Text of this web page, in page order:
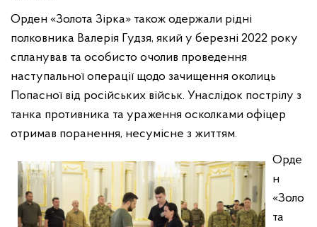
Орден «Золота Зірка» також одержали рідні
полковника Валерія Гудзя, який у березні 2022 року
спланував та особисто очолив проведення
наступальної операції щодо зачищення околиць
Попасної від російських військ. Унаслідок пострілу з
танка противника та ураження осколками офіцер
отримав поранення, несумісне з життям.
Орде
н
«Золо
та